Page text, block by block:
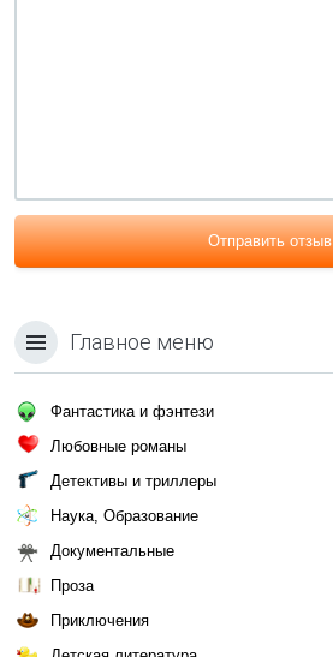
Отправить отзыв
Главное меню
Фантастика и фэнтези
Любовные романы
Детективы и триллеры
Наука, Образование
Документальные
Проза
Приключения